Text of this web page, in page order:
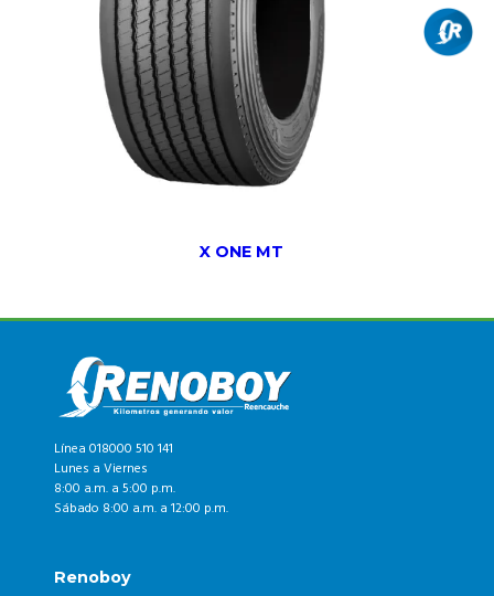
X ONE MT
Línea 018000 510 141
Lunes a Viernes
8:00 a.m. a 5:00 p.m.
Sábado 8:00 a.m. a 12:00 p.m.
Renoboy